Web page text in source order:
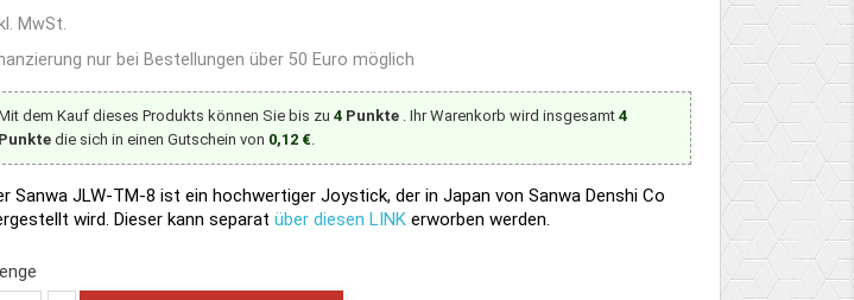
MwSt.
nur bei Bestellungen über 50 Euro möglich
dem Kauf dieses Produkts können Sie bis zu 4 Punkte . Ihr Warenkorb wird insgesamt 4
Punkte die sich in einen Gutschein von 0,12 €.
Sanwa JLW-TM-8 ist ein hochwertiger Joystick, der in Japan von Sanwa Denshi Co
wird. Dieser kann separat über diesen LINK erworben werden.